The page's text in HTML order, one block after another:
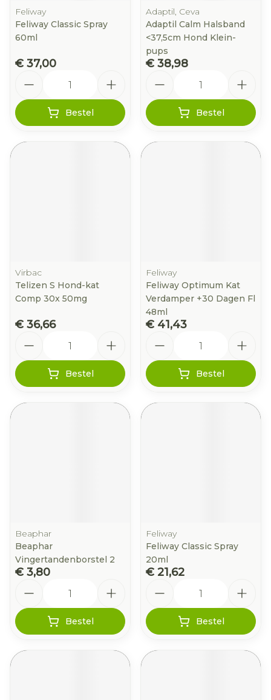
Feliway
Feliway Classic Spray
60ml
€ 37,00
Bestel
Adaptil, Ceva
Adaptil Calm Halsband
<37,5cm Hond Klein-
pups
€ 38,98
Bestel
Virbac
Telizen S Hond-kat
Comp 30x 50mg
€ 36,66
Bestel
Feliway
Feliway Optimum Kat
Verdamper +30 Dagen Fl
48ml
€ 41,43
Bestel
Beaphar
Beaphar
Vingertandenborstel 2
€ 3,80
Bestel
Feliway
Feliway Classic Spray
20ml
€ 21,62
Bestel